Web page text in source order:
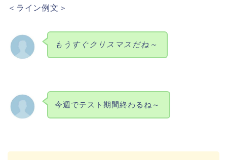
＜ライン例文＞
もうすぐクリスマスだね～
今週でテスト期間終わるね～